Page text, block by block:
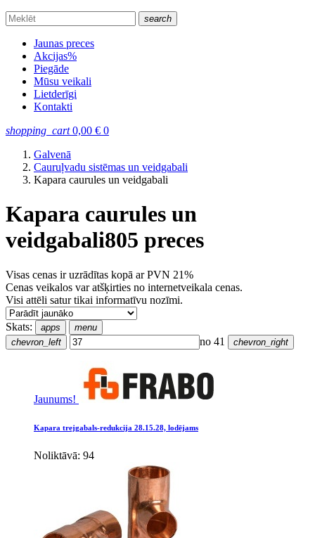
search
Jaunas preces
Akcijas%
Piegāde
Mūsu veikali
Lietderīgi
Kontakti
shopping_cart 0,00 € 0
Galvenā
Cauruļvadu sistēmas un veidgabali
Kapara caurules un veidgabali
Kapara caurules un
veidgabali805 preces
Visas cenas ir uzrādītas kopā ar PVN 21%
Cenas veikalos var atšķirties no internetveikala cenas.
Visi attēli satur tikai informatīvu nozīmi.
Skats: apps
menu
chevron_left
no 41 chevron_right
Jaunums!
Kapara trejgabals-redukcija 28.15.28, lodējams
Noliktāvā: 94